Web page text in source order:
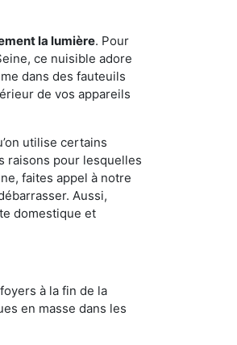
la lumière. Pour
ce nuisible adore
dans des fauteuils
de vos appareils
utilise certains
raisons pour lesquelles
faites appel à notre
Aussi,
domestique et
à la fin de la
en masse dans les